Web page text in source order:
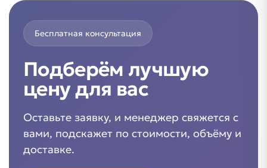
Бесплатная консультация
Подберём лучшую
цену для вас
Оставьте заявку, и менеджер свяжется с
вами, подскажет по стоимости, объёму и
доставке.